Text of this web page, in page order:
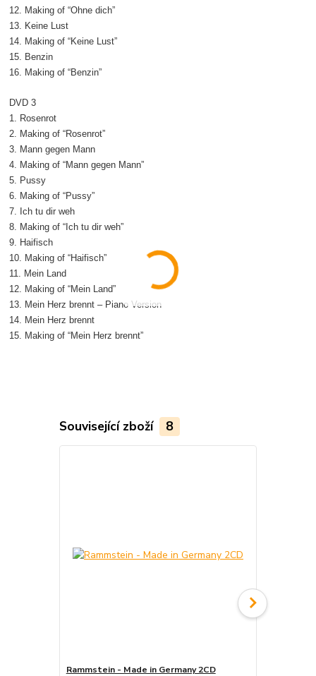
12. Making of “Ohne dich”
13. Keine Lust
14. Making of “Keine Lust”
15. Benzin
16. Making of “Benzin”
DVD 3
1. Rosenrot
2. Making of “Rosenrot”
3. Mann gegen Mann
4. Making of “Mann gegen Mann”
5. Pussy
6. Making of “Pussy”
7. Ich tu dir weh
8. Making of “Ich tu dir weh”
9. Haifisch
10. Making of “Haifisch”
11. Mein Land
12. Making of “Mein Land”
13. Mein Herz brennt – Piano Version
14. Mein Herz brennt
15. Making of “Mein Herz brennt”
Související zboží 8
Rammstein - Made in Germany 2CD